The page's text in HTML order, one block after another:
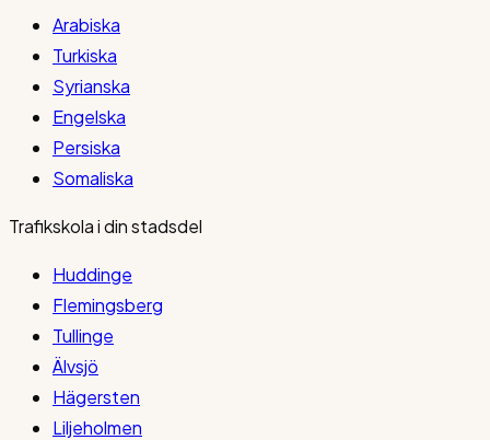
Arabiska
Turkiska
Syrianska
Engelska
Persiska
Somaliska
Trafikskola i din stadsdel
Huddinge
Flemingsberg
Tullinge
Älvsjö
Hägersten
Liljeholmen